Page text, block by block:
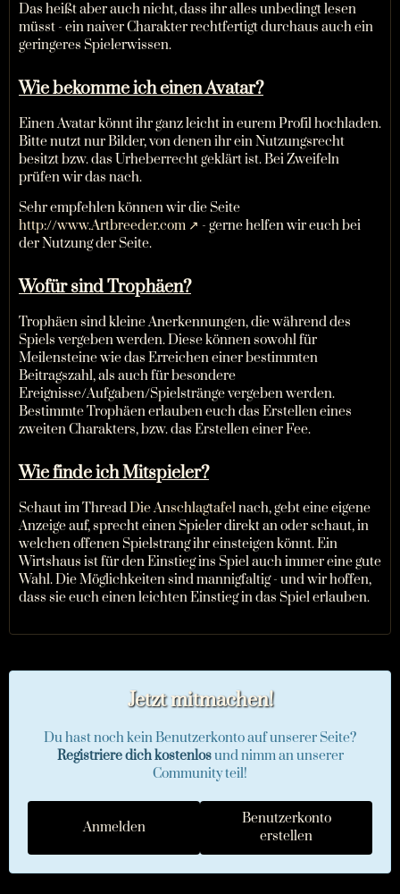
Das heißt aber auch nicht, dass ihr alles unbedingt lesen
müsst - ein naiver Charakter rechtfertigt durchaus auch ein
geringeres Spielerwissen.
Wie bekomme ich einen Avatar?
Einen Avatar könnt ihr ganz leicht in eurem Profil hochladen.
Bitte nutzt nur Bilder, von denen ihr ein Nutzungsrecht
besitzt bzw. das Urheberrecht geklärt ist. Bei Zweifeln
prüfen wir das nach.
Sehr empfehlen können wir die Seite
http://www.Artbreeder.com
- gerne helfen wir euch bei
der Nutzung der Seite.
Wofür sind Trophäen?
Trophäen sind kleine Anerkennungen, die während des
Spiels vergeben werden. Diese können sowohl für
Meilensteine wie das Erreichen einer bestimmten
Beitragszahl, als auch für besondere
Ereignisse/Aufgaben/Spielstränge vergeben werden.
Bestimmte Trophäen erlauben euch das Erstellen eines
zweiten Charakters, bzw. das Erstellen einer Fee.
Wie finde ich Mitspieler?
Schaut im ThreadDie Anschlagtafelnach, gebt eine eigene
Anzeige auf, sprecht einen Spieler direkt an oder schaut, in
welchen offenen Spielstrang ihr einsteigen könnt. Ein
Wirtshaus ist für den Einstieg ins Spiel auch immer eine gute
Wahl. Die Möglichkeiten sind mannigfaltig - und wir hoffen,
dass sie euch einen leichten Einstieg in das Spiel erlauben.
Jetzt mitmachen!
Du hast noch kein Benutzerkonto auf unserer Seite?
Registriere dich kostenlosund nimm an unserer
Community teil!
Benutzerkonto
erstellen
Anmelden